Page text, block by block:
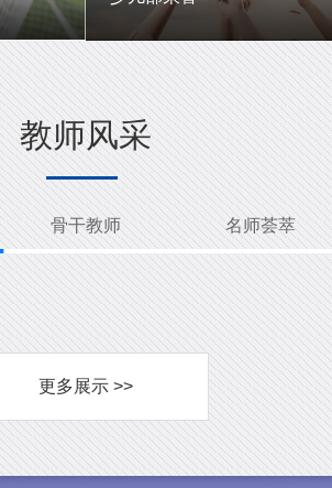
少儿部荣誉
教师风采
骨干教师 名师荟萃
更多展示 >>